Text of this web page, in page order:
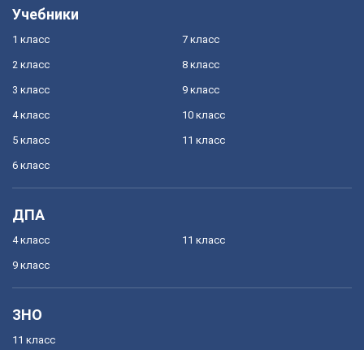
Учебники
1 класс
2 класс
3 класс
4 класс
5 класс
6 класс
7 класс
8 класс
9 класс
10 класс
11 класс
ДПА
4 класс
9 класс
11 класс
ЗНО
11 класс